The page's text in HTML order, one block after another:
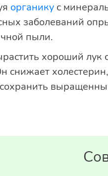
органикус
заболеваний
пыли.
хороший лук
снижает